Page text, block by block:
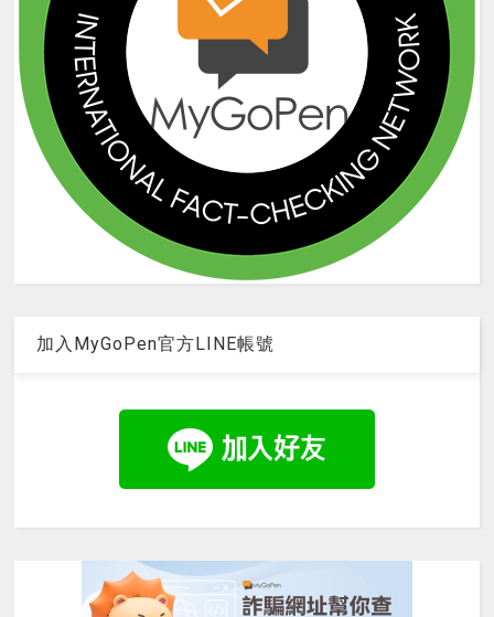
加入MyGoPen官方LINE帳號